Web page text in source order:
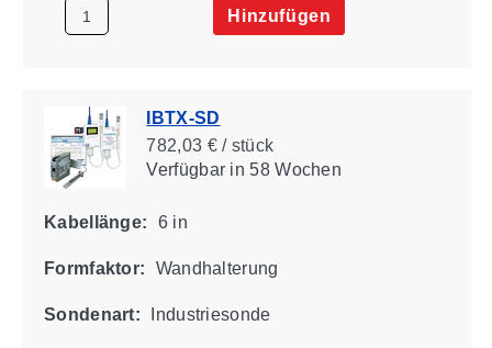
Hinzufügen
IBTX-SD
782,03 € / stück
Verfügbarin 58 Wochen
Kabellänge: 6 in
Formfaktor: Wandhalterung
Sondenart: Industriesonde